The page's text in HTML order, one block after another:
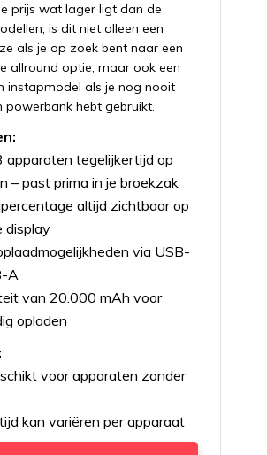
prijs wat lager ligt dan de
is dit niet alleen een
als je op zoek bent naar een
allround optie, maar ook een
instapmodel als je nog nooit
powerbank hebt gebruikt.
apparaten tegelijkertijd op
– past prima in je broekzak
altijd zichtbaar op
display
via USB-
A
van 20.000 mAh voor
opladen
voor apparaten zonder
kan variëren per apparaat